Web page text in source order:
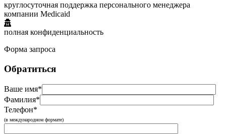
круглосуточная поддержка персонального менеджера
компании Medicaid
полная конфиденциальность
Форма запроса
Обратиться
Ваше имя*
Фамилия*
Телефон*
(в международном формате)